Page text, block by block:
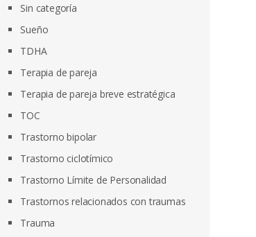
Sin categoría
Sueño
TDHA
Terapia de pareja
Terapia de pareja breve estratégica
TOC
Trastorno bipolar
Trastorno ciclotímico
Trastorno Límite de Personalidad
Trastornos relacionados con traumas
Trauma